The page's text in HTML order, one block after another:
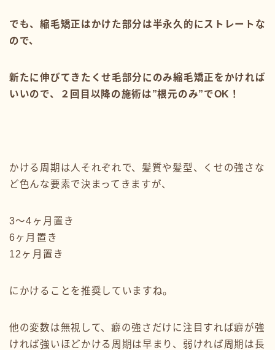
でも、縮毛矯正はかけた部分は半永久的にストレートな
ので、
新たに伸びてきたくせ毛部分にのみ縮毛矯正をかければ
いいので、２回目以降の施術は”根元のみ”でOK！
かける周期は人それぞれで、髪質や髪型、くせの強さな
ど色んな要素で決まってきますが、
3〜4ヶ月置き
6ヶ月置き
12ヶ月置き
にかけることを推奨していますね。
他の変数は無視して、癖の強さだけに注目すれば癖が強
ければ強いほどかける周期は早まり、弱ければ周期は長